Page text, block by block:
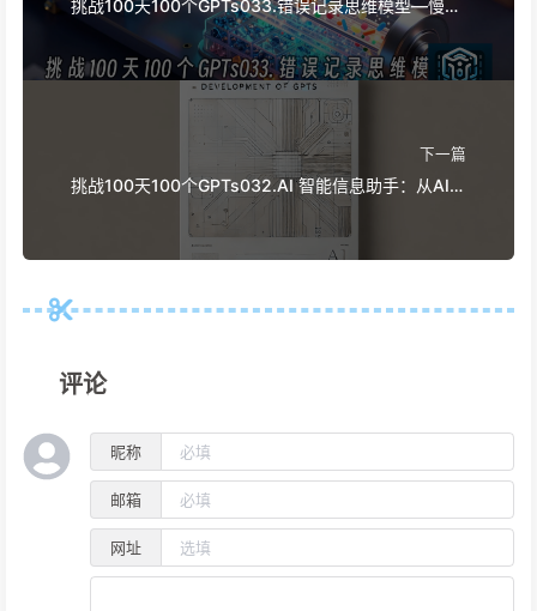
挑战100天100个GPTs033.错误记录思维模型—慢慢
下一篇
挑战100天100个GPTs032.AI 智能信息助手：从AI日
报到多场景应用的开发之旅—慢慢学AI052
评论
昵称
邮箱
网址